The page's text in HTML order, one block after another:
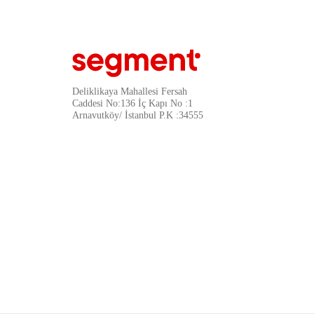
Biostar
Wiky Watch
Thronmax
Deliklikaya Mahallesi Fersah
Caddesi No:136 İç Kapı No :1
Arnavutköy/ İstanbul P.K :34555